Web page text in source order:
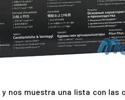
nos muestra una lista con las